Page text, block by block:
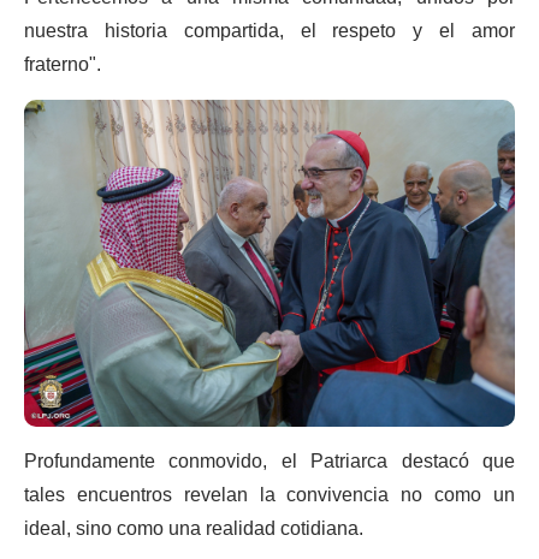
nuestra historia compartida, el respeto y el amor
fraterno".
Profundamente conmovido, el Patriarca destacó que
tales encuentros revelan la convivencia no como un
ideal, sino como una realidad cotidiana.